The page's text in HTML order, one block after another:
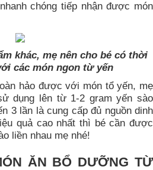
chóng tiếp nhận được món
khác, mẹ nên cho bé có thời
các món ngon từ yến
hảo được với món tổ yến, mẹ
dụng lên từ 1-2 gram yến sào
3 lần là cung cấp đủ nguồn dinh
quả cao nhất thì bé cần được
liền nhau mẹ nhé!
ĂN BỔ DƯỠNG TỪ